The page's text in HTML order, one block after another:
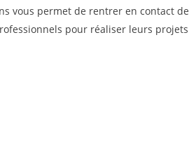
vous permet de rentrer en contact de
pour réaliser leurs projets